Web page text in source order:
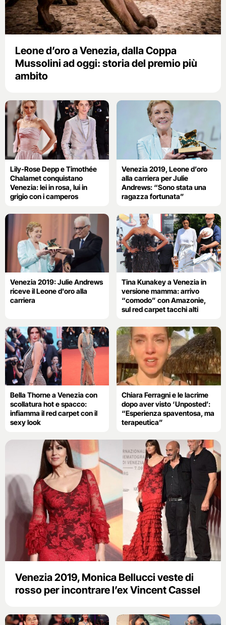
Leone d’oro a Venezia, dalla Coppa
Mussolini ad oggi: storia del premio più
ambito
Lily-Rose Depp e Timothée
Chalamet conquistano
Venezia: lei in rosa, lui in
grigio con i camperos
Venezia 2019, Leone d’oro
alla carriera per Julie
Andrews: “Sono stata una
ragazza fortunata”
Venezia 2019: Julie Andrews
riceve il Leone d'oro alla
carriera
Tina Kunakey a Venezia in
versione mamma: arrivo
“comodo” con Amazonie,
sul red carpet tacchi alti
Bella Thorne a Venezia con
scollatura hot e spacco:
infiamma il red carpet con il
sexy look
Chiara Ferragni e le lacrime
dopo aver visto ‘Unposted’:
“Esperienza spaventosa, ma
terapeutica”
Venezia 2019, Monica Bellucci veste di
rosso per incontrare l’ex Vincent Cassel